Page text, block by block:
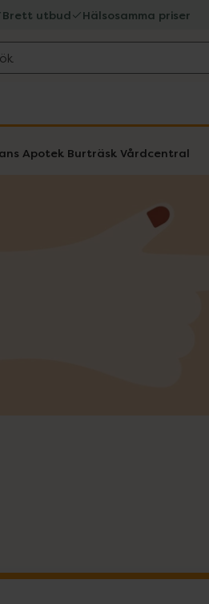
Brett utbud Hälsosamma priser
Apotek Burträsk Vårdcentral